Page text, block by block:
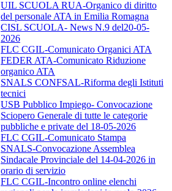
UIL SCUOLA RUA-Organico di diritto
del personale ATA in Emilia Romagna
CISL SCUOLA- News N.9 del20-05-
2026
FLC CGIL-Comunicato Organici ATA
FEDER ATA-Comunicato Riduzione
organico ATA
SNALS CONFSAL-Riforma degli Istituti
tecnici
USB Pubblico Impiego- Convocazione
Sciopero Generale di tutte le categorie
pubbliche e private del 18-05-2026
FLC CGIL-Comunicato Stampa
SNALS-Convocazione Assemblea
Sindacale Provinciale del 14-04-2026 in
orario di servizio
FLC CGIL-Incontro online elenchi